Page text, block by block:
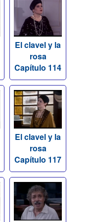
El clavel y la
rosa
Capítulo 114
El clavel y la
rosa
Capítulo 117